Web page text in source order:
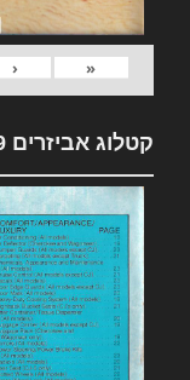
«
‹
קטלוג אביזרים 1979 Jeep